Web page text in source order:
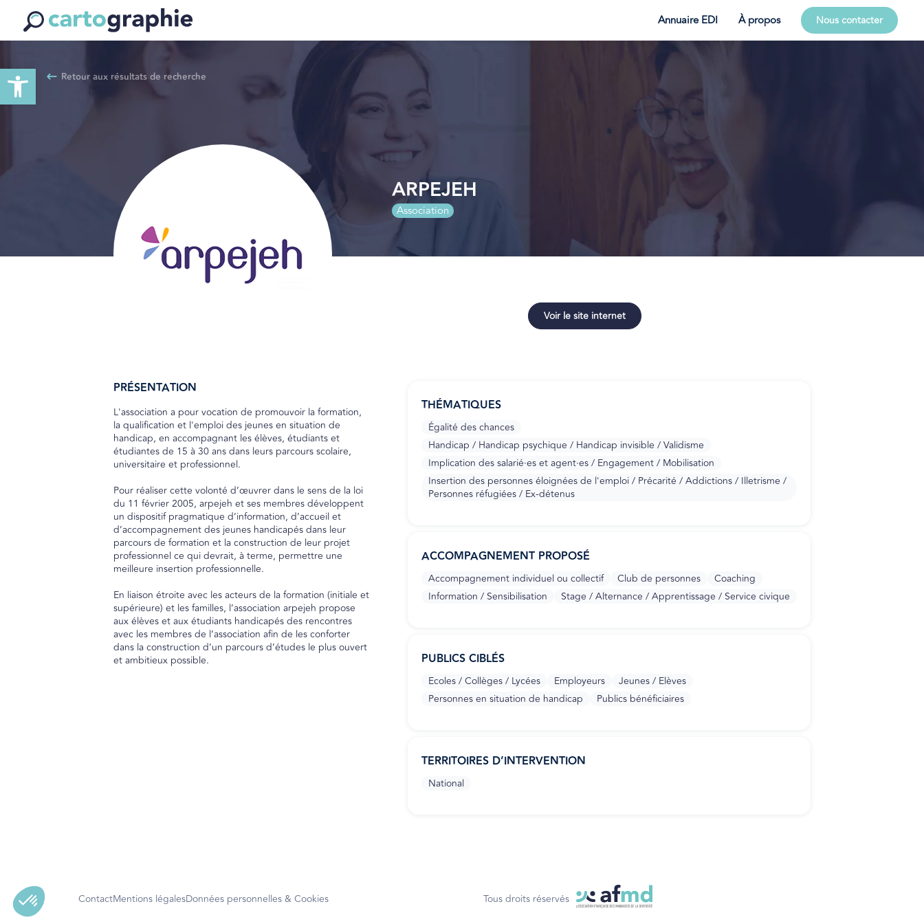
Ouvrir la barre d’outils
Annuaire EDI À propos Nous contacter
Retour aux résultats de recherche
ARPEJEH
Association
Voir le site internet
PRÉSENTATION
L'association a pour vocation de promouvoir la formation,
la qualification et l'emploi des jeunes en situation de
handicap, en accompagnant les élèves, étudiants et
étudiantes de 15 à 30 ans dans leurs parcours scolaire,
universitaire et professionnel.
Pour réaliser cette volonté d’œuvrer dans le sens de la loi
du 11 février 2005, arpejeh et ses membres développent
un dispositif pragmatique d’information, d’accueil et
d’accompagnement des jeunes handicapés dans leur
parcours de formation et la construction de leur projet
professionnel ce qui devrait, à terme, permettre une
meilleure insertion professionnelle.
En liaison étroite avec les acteurs de la formation (initiale et
supérieure) et les familles, l’association arpejeh propose
aux élèves et aux étudiants handicapés des rencontres
avec les membres de l’association afin de les conforter
dans la construction d’un parcours d’études le plus ouvert
et ambitieux possible.
THÉMATIQUES
Égalité des chances
Handicap / Handicap psychique / Handicap invisible / Validisme
Implication des salarié·es et agent·es / Engagement / Mobilisation
Insertion des personnes éloignées de l'emploi / Précarité / Addictions / Illetrisme /
Personnes réfugiées / Ex-détenus
ACCOMPAGNEMENT PROPOSÉ
Accompagnement individuel ou collectif Club de personnes
Coaching
Information / Sensibilisation
Stage / Alternance / Apprentissage / Service civique
PUBLICS CIBLÉS
Ecoles / Collèges / Lycées Employeurs
Jeunes / Elèves
Personnes en situation de handicap
Publics bénéficiaires
TERRITOIRES D’INTERVENTION
National
ContactMentions légalesDonnées personnelles & Cookies Tous droits réservés